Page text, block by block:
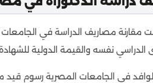
مقارنة مصاريف الدراسة في الجامعات
الدراسي نفسه والقيمة الدولية